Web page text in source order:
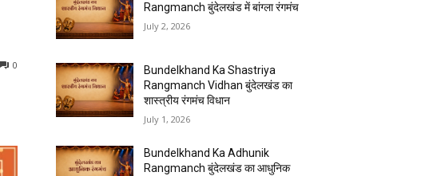
0
Rangmanch बुंदेलखंड में बांग्ला रंगमंच
July 2, 2026
Bundelkhand Ka Shastriya
Rangmanch Vidhan बुंदेलखंड का
शास्त्रीय रंगमंच विधान
July 1, 2026
Bundelkhand Ka Adhunik
Rangmanch बुंदेलखंड का आधुनिक